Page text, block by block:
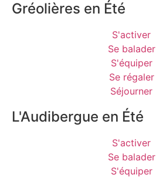
Gréolières en Été
S'activer
Se balader
S'équiper
Se régaler
Séjourner
L'Audibergue en Été
S'activer
Se balader
S'équiper